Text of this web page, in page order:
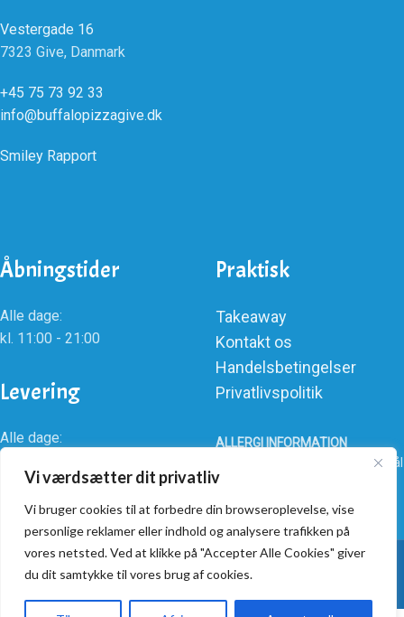
Vi værdsætter dit privatliv
Vi bruger cookies til at forbedre din browseroplevelse, vise
personlige reklamer eller indhold og analysere trafikken på
vores netsted. Ved at klikke på "Accepter Alle Cookies" giver
du dit samtykke til vores brug af cookies.
Vestergade 16
7323 Give, Danmark
+45 75 73 92 33
info@buffalopizzagive.dk
Smiley Rapport
Åbningstider
Alle dage:
kl. 11:00 - 21:00
Levering
Alle dage:
Praktisk
Takeaway
Kontakt os
Handelsbetingelser
Privatlivspolitik
ALLERGI INFORMATION
Kontakt os hvis du har spørgsmål
vedr. allergene ingredienser i
vores retter.
Buffalo American Pizza @ 2025 | Powered byNemBestil ApS